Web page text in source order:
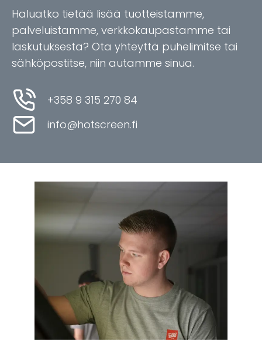
Haluatko tietää lisää tuotteistamme,
palveluistamme, verkkokaupastamme tai
laskutuksesta? Ota yhteyttä puhelimitse tai
sähköpostitse, niin autamme sinua.
+358 9 315 270 84
info@hotscreen.fi